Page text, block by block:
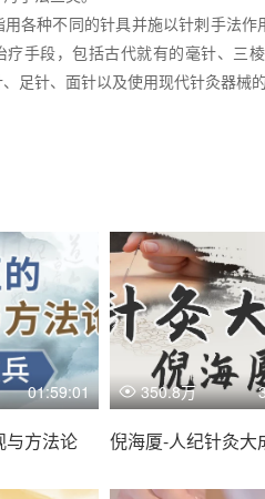
各种不同的针具并施以针刺手法
疗手段，包括古代就有的毫针、三
足针、面针以及使用现代针灸器械
01:59:01
与方法论
350.8万